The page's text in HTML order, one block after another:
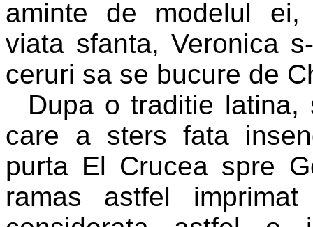
aminte de modelul ei,
viata sfanta, Veronica
ceruri sa se bucure de
Dupa o traditie latina,
care a sters fata
purta El Crucea spre
ramas astfel